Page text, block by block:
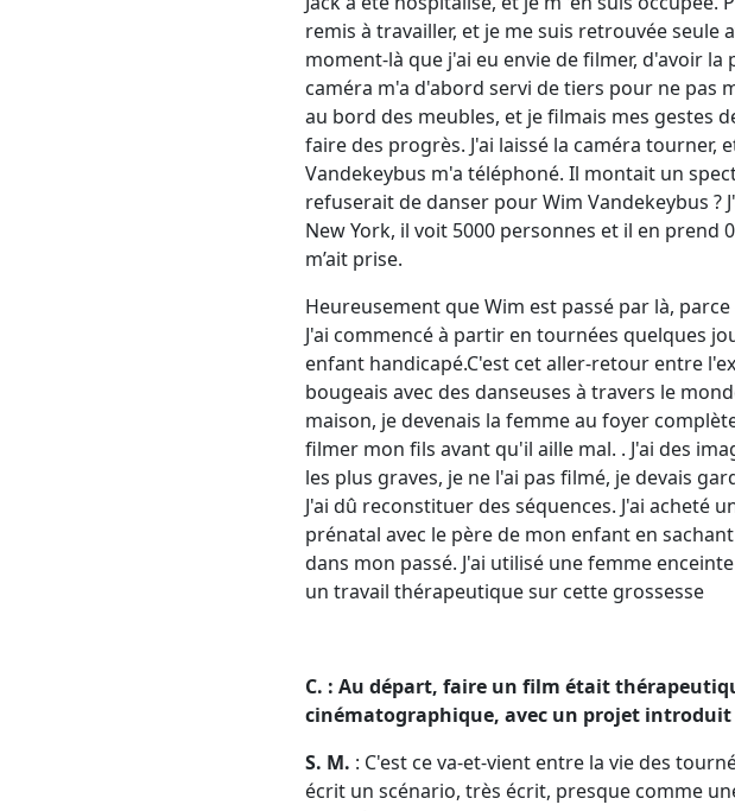
remis à travailler, et je me suis retrouvée seule
moment-là que j'ai eu envie de filmer, d'avoir la
caméra m'a d'abord servi de tiers pour ne pas
au bord des meubles, et je filmais mes gestes
faire des progrès. J'ai laissé la caméra tourner,
Vandekeybus m'a téléphoné. Il montait un
refuserait de danser pour Wim Vandekeybus ?
New York, il voit 5000 personnes et il en prend
m’ait prise.
Heureusement que Wim est passé par là,
J'ai commencé à partir en tournées quelques
enfant handicapé.C'est cet aller-retour entre
bougeais avec des danseuses à travers le
maison, je devenais la femme au foyer
filmer mon fils avant qu'il aille mal. . J'ai des
les plus graves, je ne l'ai pas filmé, je devais
J'ai dû reconstituer des séquences. J'ai acheté
prénatal avec le père de mon enfant en
dans mon passé. J'ai utilisé une femme
un travail thérapeutique sur cette grossesse
C. : Au départ, faire un film était
cinématographique, avec un projet introduit
S. M. : C'est ce va-et-vient entre la vie des
écrit un scénario, très écrit, presque comme